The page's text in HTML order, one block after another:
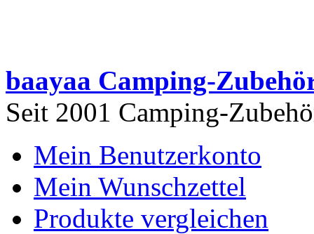
baayaa Camping-
Seit 2001 Camping-
Mein Benutzerkonto
Mein Wunschzettel
Produkte vergleichen